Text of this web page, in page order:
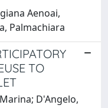
Aenoai,
Palmachiara
TO
D'Angelo,